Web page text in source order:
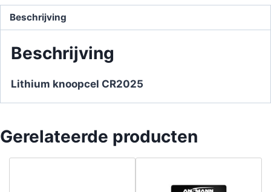
Beschrijving
Beschrijving
Lithium knoopcel CR2025
Gerelateerde producten